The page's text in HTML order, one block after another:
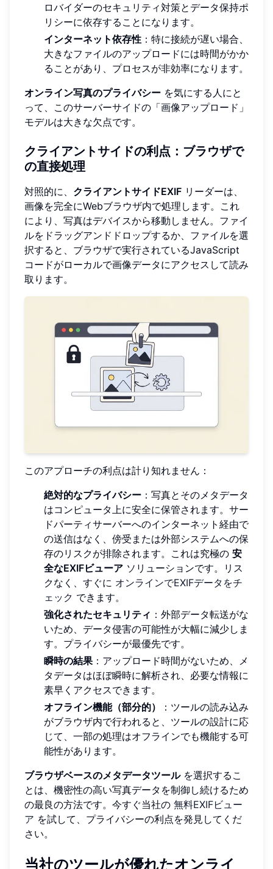
ロバイダーのセキュリティ対策とデータ保持ポ
リシーに依存することになります。
インターネット依存性 ：特に接続が遅い場合、
大きなファイルのアップロードには時間がかか
ることがあり、プロセスが非効率になります。
オンライン写真のプライバシー を気にする人にと
って、このサーバーサイドの「画像アップロード」
モデルは大きな欠点です。
クライアントサイドの利点：ブラウザで
の直接処理
対照的に、 クライアントサイドEXIF リーダーは、
画像を完全にWebブラウザ内で処理します。これ
により、写真はデバイスから移動しません。ファイ
ルをドラッグアンドドロップするか、ファイルを選
択すると、ブラウザで実行されているJavaScript
コードがローカルで画像データにアクセスして読み
取ります。
このアプローチの利点は計り知れません：
絶対的なプライバシー ：写真とそのメタデータ
はコンピュータ上に安全に保管されます。サー
ドパーティサーバーへのインターネット経由で
の送信はなく、傍受または外部システムへの保
存のリスクが排除されます。これは究極の 安
全なEXIFビューア ソリューションです。リス
クなく、すぐに オンラインでEXIFデータをチ
ェック できます。
強化されたセキュリティ ：外部データ転送がな
いため、データ侵害の可能性が大幅に減少しま
す。プライバシーが最優先です。
瞬時の結果 ：アップロード時間がないため、メ
タデータはほぼ瞬時に解析され、必要な情報に
素早くアクセスできます。
オフライン機能（部分的）
：ツールの読み込み
がブラウザ内で行われると、ツールの設計に応
じて、一部の処理はオフラインでも機能する可
能性があります。
ブラウザベースのメタデータツールを選択するこ
とは、機密性の高い写真データを制御し続けるため
の最良の方法です。今すぐ当社の 無料EXIFビュー
ア を試して、プライバシーの利点を発見してくだ
さい。
当社のツールが優れたオンライ